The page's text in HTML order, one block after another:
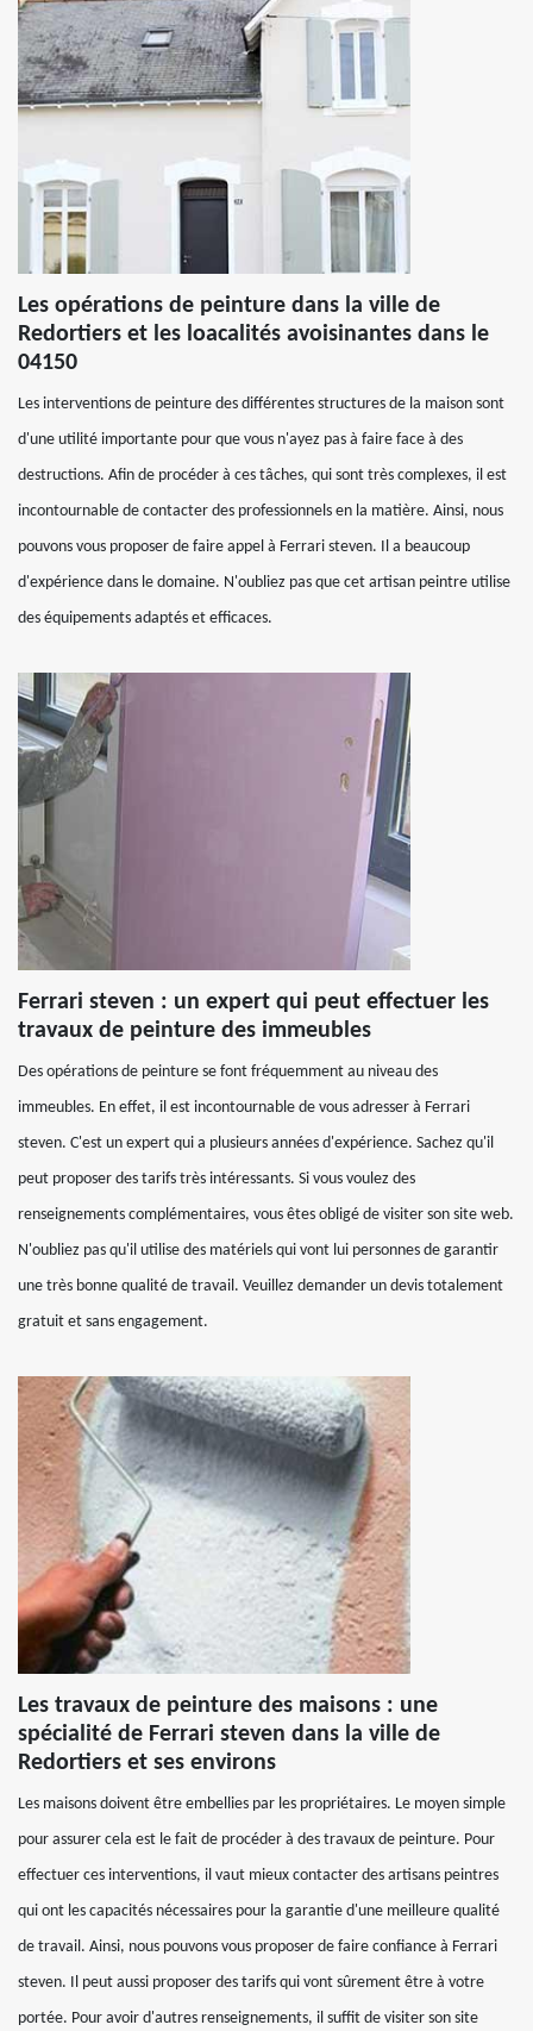
Les opérations de peinture dans la ville de
Redortiers et les loacalités avoisinantes dans le
04150
Les interventions de peinture des différentes structures de la maison sont
d'une utilité importante pour que vous n'ayez pas à faire face à des
destructions. Afin de procéder à ces tâches, qui sont très complexes, il est
incontournable de contacter des professionnels en la matière. Ainsi, nous
pouvons vous proposer de faire appel à Ferrari steven. Il a beaucoup
d'expérience dans le domaine. N'oubliez pas que cet artisan peintre utilise
des équipements adaptés et efficaces.
Ferrari steven : un expert qui peut effectuer les
travaux de peinture des immeubles
Des opérations de peinture se font fréquemment au niveau des
immeubles. En effet, il est incontournable de vous adresser à Ferrari
steven. C'est un expert qui a plusieurs années d'expérience. Sachez qu'il
peut proposer des tarifs très intéressants. Si vous voulez des
renseignements complémentaires, vous êtes obligé de visiter son site web.
N'oubliez pas qu'il utilise des matériels qui vont lui personnes de garantir
une très bonne qualité de travail. Veuillez demander un devis totalement
gratuit et sans engagement.
Les travaux de peinture des maisons : une
spécialité de Ferrari steven dans la ville de
Redortiers et ses environs
Les maisons doivent être embellies par les propriétaires. Le moyen simple
pour assurer cela est le fait de procéder à des travaux de peinture. Pour
effectuer ces interventions, il vaut mieux contacter des artisans peintres
qui ont les capacités nécessaires pour la garantie d'une meilleure qualité
de travail. Ainsi, nous pouvons vous proposer de faire confiance à Ferrari
steven. Il peut aussi proposer des tarifs qui vont sûrement être à votre
portée. Pour avoir d'autres renseignements, il suffit de visiter son site